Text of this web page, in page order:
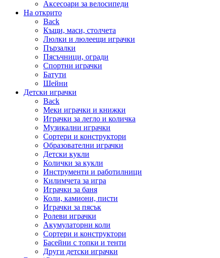
Аксесоари за велосипеди
На открито
Back
Къщи, маси, столчета
Люлки и люлеещи играчки
Пързалки
Пясъчници, огради
Спортни играчки
Батути
Шейни
Детски играчки
Back
Меки играчки и книжки
Играчки за легло и количка
Музикални играчки
Сортери и конструктори
Образователни играчки
Детски кукли
Колички за кукли
Инструменти и работилници
Килимчета за игра
Играчки за баня
Коли, камиони, писти
Играчки за пясък
Ролеви играчки
Акумулаторни коли
Сортери и конструктори
Басейни с топки и тенти
Други детски играчки